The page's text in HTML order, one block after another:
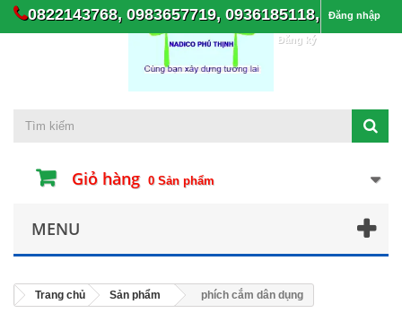
0822143768, 0983657719, 0936185118, Đăng nhập
Đăng ký
Giỏ hàng 0 Sản phẩm
MENU
Trang chủ Sản phẩm phích cắm dân dụng